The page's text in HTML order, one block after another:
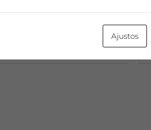
una persona
Ajustos